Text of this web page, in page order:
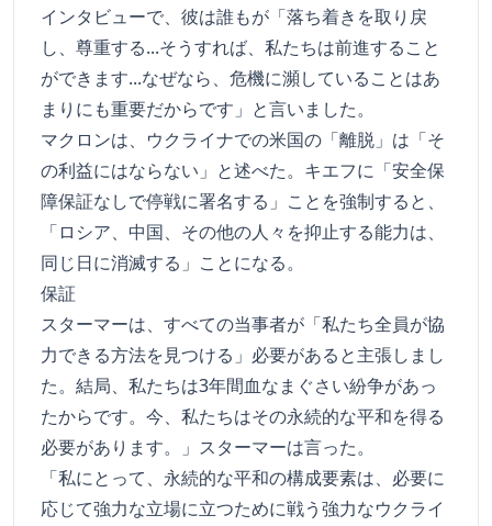
インタビューで、彼は誰もが「落ち着きを取り戻
し、尊重する...そうすれば、私たちは前進すること
ができます...なぜなら、危機に瀕していることはあ
まりにも重要だからです」と言いました。
マクロンは、ウクライナでの米国の「離脱」は「そ
の利益にはならない」と述べた。キエフに「安全保
障保証なしで停戦に署名する」ことを強制すると、
「ロシア、中国、その他の人々を抑止する能力は、
同じ日に消滅する」ことになる。
保証
スターマーは、すべての当事者が「私たち全員が協
力できる方法を見つける」必要があると主張しまし
た。結局、私たちは3年間血なまぐさい紛争があっ
たからです。今、私たちはその永続的な平和を得る
必要があります。」スターマーは言った。
「私にとって、永続的な平和の構成要素は、必要に
応じて強力な立場に立つために戦う強力なウクライ